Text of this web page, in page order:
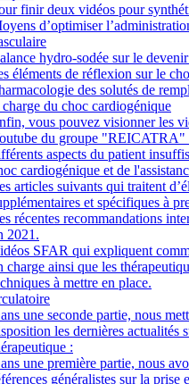
finir deux vidéos pour
d’optimiser
hydro-sodée sur le
éléments de réflexion sur le
des solutés de
charge du choc cardiogénique
vous pouvez visionner les
du groupe "REICATRA"
aspects du patient
cardiogénique et de
articles suivants qui traitent
et spécifiques à
récentes recommandations
2021.
SFAR qui expliquent
charge ainsi que les
à mettre en place.
une seconde partie, nous
les dernières actualités
:
une première partie, nous
généralistes sur la prise